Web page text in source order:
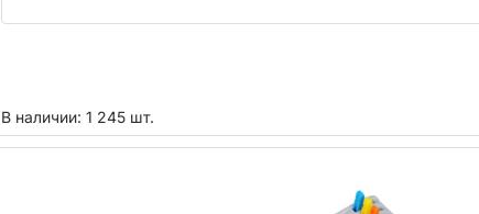
В наличии: 1 245 шт.